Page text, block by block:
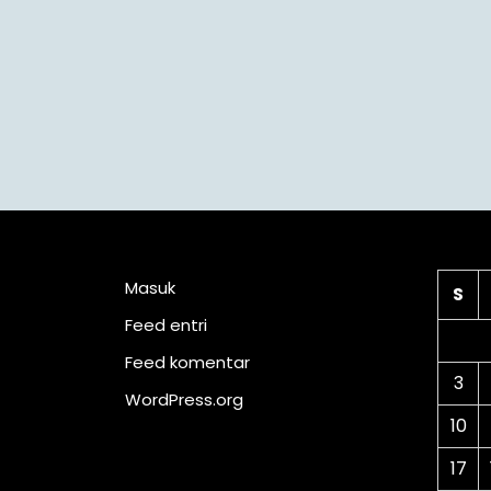
Masuk
Feed entri
Feed komentar
WordPress.org
S
3
10
17